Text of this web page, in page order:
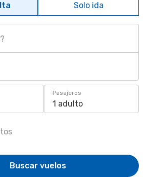
Solo ida
Pasajeros
1 adulto
Buscar vuelos